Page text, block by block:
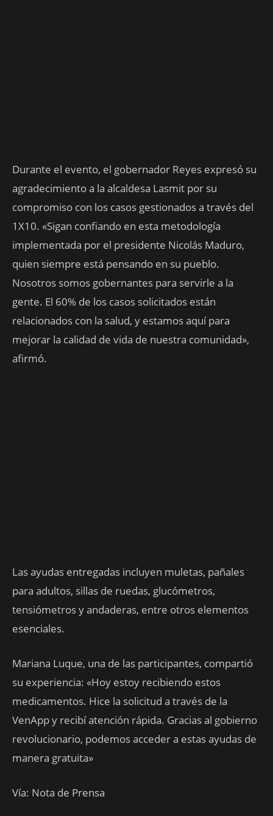
‎Durante el evento, el gobernador Reyes expresó su
agradecimiento a la alcaldesa Lasmit por su
compromiso con los casos gestionados a través del
1X10. «Sigan confiando en esta metodología
implementada por el presidente Nicolás Maduro,
quien siempre está pensando en su pueblo.
Nosotros somos gobernantes para servirle a la
gente. El 60% de los casos solicitados están
relacionados con la salud, y estamos aquí para
mejorar la calidad de vida de nuestra comunidad»,
afirmó.
‎Las ayudas entregadas incluyen muletas, pañales
para adultos, sillas de ruedas, glucómetros,
tensiómetros y andaderas, entre otros elementos
esenciales.
‎Mariana Luque, una de las participantes, compartió
su experiencia: «Hoy estoy recibiendo estos
medicamentos. Hice la solicitud a través de la
VenApp y recibí atención rápida. Gracias al gobierno
revolucionario, podemos acceder a estas ayudas de
manera gratuita»
Vía: Nota de Prensa